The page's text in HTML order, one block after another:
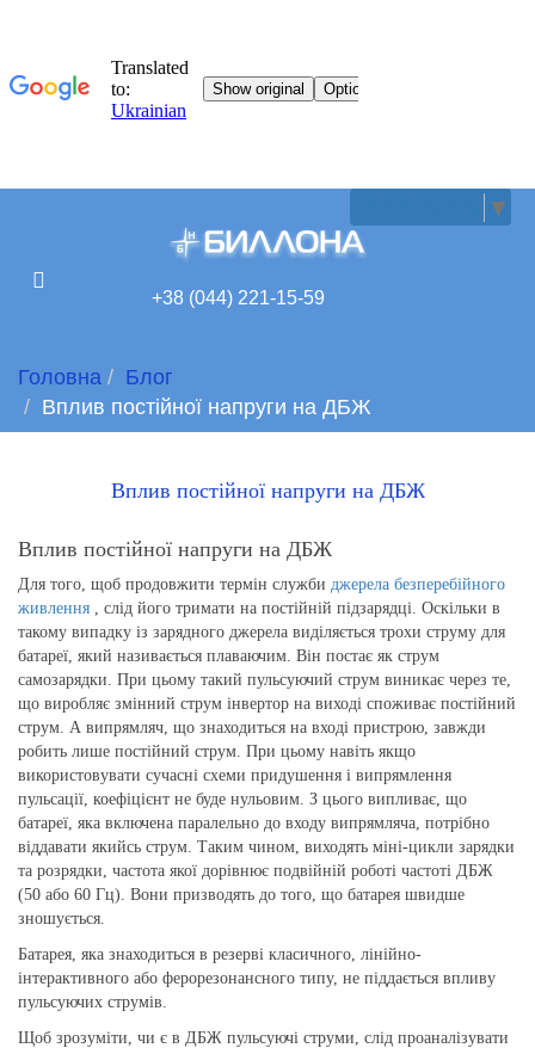
▼
+38 (044) 221-15-59
Головна
Блог
Вплив постійної напруги на ДБЖ
Вплив постійної напруги на ДБЖ
Вплив постійної напруги на ДБЖ
Для того, щоб продовжити термін служби джерела безперебійного
живлення , слід його тримати на постійній підзарядці. Оскільки в
такому випадку із зарядного джерела виділяється трохи струму для
батареї, який називається плаваючим. Він постає як струм
самозарядки. При цьому такий пульсуючий струм виникає через те,
що виробляє змінний струм інвертор на виході споживає постійний
струм. А випрямляч, що знаходиться на вході пристрою, завжди
робить лише постійний струм. При цьому навіть якщо
використовувати сучасні схеми придушення і випрямлення
пульсації, коефіцієнт не буде нульовим. З цього випливає, що
батареї, яка включена паралельно до входу випрямляча, потрібно
віддавати якийсь струм. Таким чином, виходять міні-цикли зарядки
та розрядки, частота якої дорівнює подвійній роботі частоті ДБЖ
(50 або 60 Гц). Вони призводять до того, що батарея швидше
зношується.
Батарея, яка знаходиться в резерві класичного, лінійно-
інтерактивного або ферорезонансного типу, не піддається впливу
пульсуючих струмів.
Щоб зрозуміти, чи є в ДБЖ пульсуючі струми, слід проаналізувати